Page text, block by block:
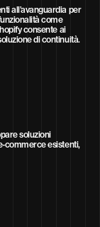
all’avanguardia per
come
consente ai
di continuità.
soluzioni
commerce esistenti,